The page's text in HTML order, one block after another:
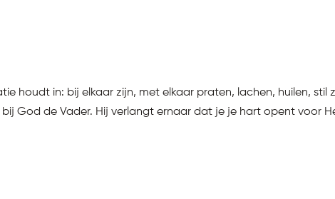
houdt in: bij elkaar zijn, met elkaar praten, lachen, huilen, stil
God de Vader. Hij verlangt ernaar dat je je hart opent voor